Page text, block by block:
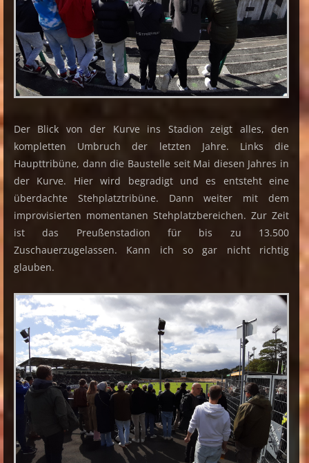
Der Blick von der Kurve ins Stadion zeigt alles, den
kompletten Umbruch der letzten Jahre. Links die
Haupttribüne, dann die Baustelle seit Mai diesen Jahres in
der Kurve. Hier wird begradigt und es entsteht eine
überdachte Stehplatztribüne. Dann weiter mit dem
improvisierten momentanen Stehplatzbereichen. Zur Zeit
ist das Preußenstadion für bis zu 13.500
Zuschauerzugelassen. Kann ich so gar nicht richtig
glauben.